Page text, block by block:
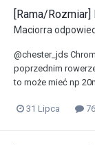
[Rama/Rozmiar]
Maciorra
@chester_jds
poprzednim
to może mieć np
31 Lipca